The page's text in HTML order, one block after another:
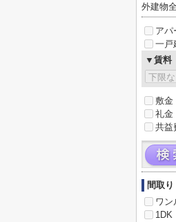
外建物
アパ
一戸
▼賃料
敷金
礼金
共益
間取り
ワン
1DK